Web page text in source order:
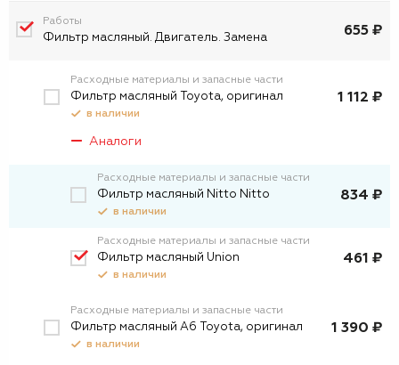
Работы
Фильтр масляный. Двигатель. Замена 655 ₽
Расходные материалы и запасные части
Фильтр масляный Toyota, оригинал
в наличии
1 112 ₽
Аналоги
Расходные материалы и запасные части
Фильтр масляный Nitto Nitto
в наличии
834 ₽
Расходные материалы и запасные части
Фильтр масляный Union
в наличии
461 ₽
Расходные материалы и запасные части
Фильтр масляный А6 Toyota, оригинал
в наличии
1 390 ₽